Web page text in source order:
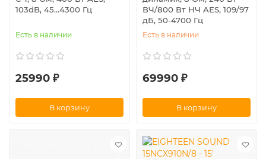
103dB, 45...4300 Гц
Есть в наличии
25990 ₽
В корзину
ВЧ/800 Вт НЧ AES, 109/97
дБ, 50-4700 Гц
Есть в наличии
69990 ₽
В корзину